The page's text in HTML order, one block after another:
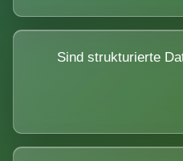
Sind strukturierte